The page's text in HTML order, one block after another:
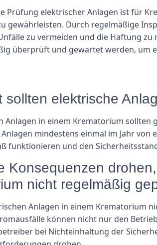
Prüfung elektrischer Anlagen ist für
gewährleisten. Durch regelmäßige
zu vermeiden und die Haftung
überprüft und gewartet werden, um
sollten elektrische
Anlagen in einem Krematorium
mindestens einmal im Jahr
funktionieren und den
Konsequenzen
nicht regelmäßig
Anlagen in einem Krematorium
können nicht nur den
bei Nichteinhaltung der